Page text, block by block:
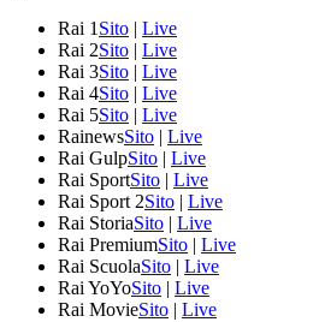
Rai 1 Sito | Live
Rai 2Sito | Live
Rai 3Sito | Live
Rai 4Sito | Live
Rai 5Sito | Live
RainewsSito | Live
Rai GulpSito | Live
Rai SportSito | Live
Rai Sport 2Sito | Live
Rai StoriaSito | Live
Rai PremiumSito | Live
Rai ScuolaSito | Live
Rai YoYoSito | Live
Rai MovieSito | Live